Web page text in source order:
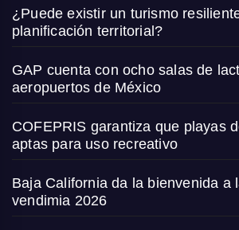
¿Puede existir un turismo
planificación territorial?
GAP cuenta con ocho salas de
aeropuertos de México
COFEPRIS garantiza que playas
aptas para uso recreativo
Baja California da la bienvenida a
vendimia 2026